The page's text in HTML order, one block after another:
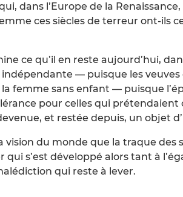
dans l’Europe de la
ces siècles de terreur ont-ils
ce qu’il en reste aujourd’hui,
— puisque les veuves
femme sans enfant — puisque
pour celles qui
et restée depuis, un objet
vision du monde que la traque des
s’est développé alors tant à
qui reste à lever.